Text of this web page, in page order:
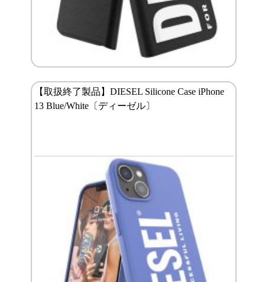
【取扱終了製品】DIESEL Silicone Case iPhone
13 Blue/White〔ディーゼル〕